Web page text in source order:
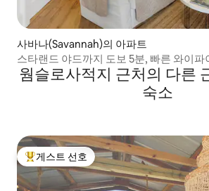
사바나(Savannah)의 아파트
스타랜드 야드까지 도보 5분, 빠른 와이
웜슬로사적지 근처의 다른
숙소
상위 게스트 선호
게스트 선호